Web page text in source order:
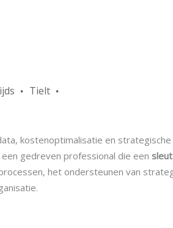
Tielt
kostenoptimalisatie en
een gedreven professional die een
het ondersteunen van